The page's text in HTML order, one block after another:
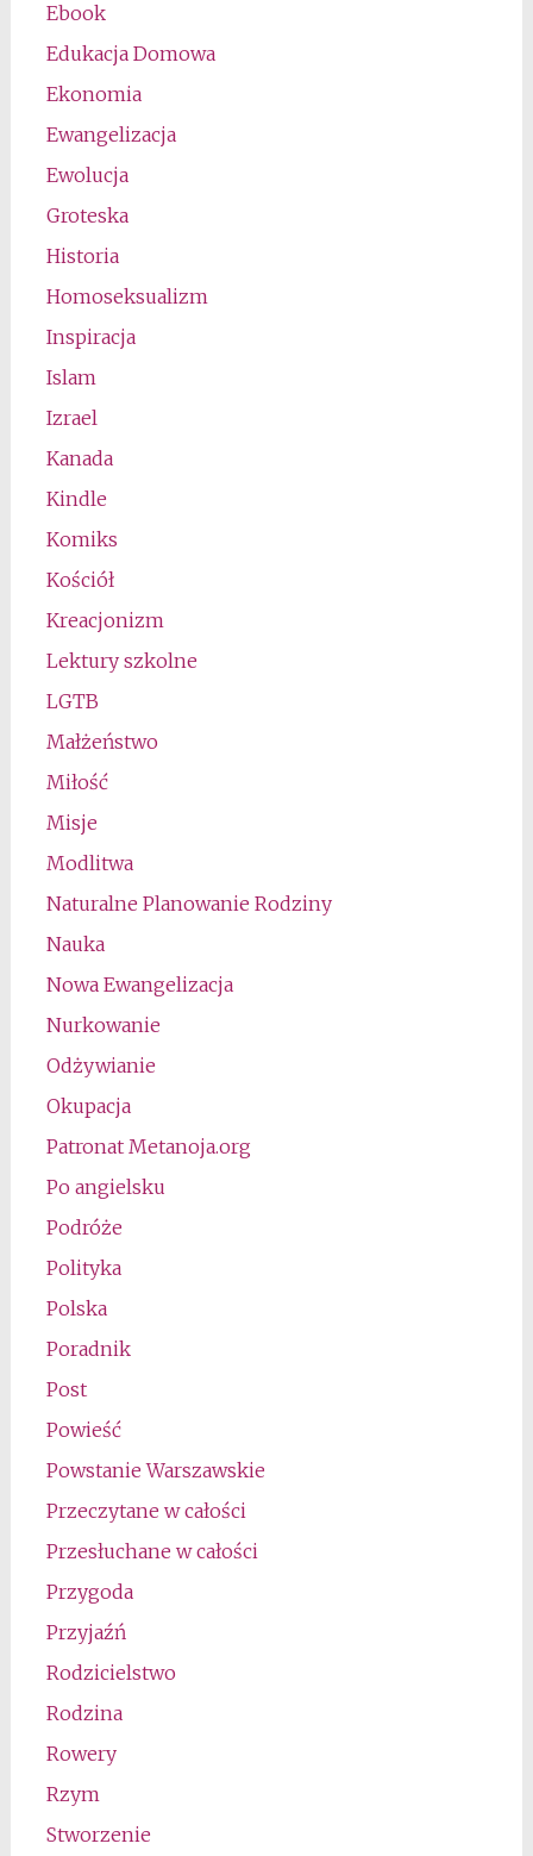
Ebook
Edukacja Domowa
Ekonomia
Ewangelizacja
Ewolucja
Groteska
Historia
Homoseksualizm
Inspiracja
Islam
Izrael
Kanada
Kindle
Komiks
Kościół
Kreacjonizm
Lektury szkolne
LGTB
Małżeństwo
Miłość
Misje
Modlitwa
Naturalne Planowanie Rodziny
Nauka
Nowa Ewangelizacja
Nurkowanie
Odżywianie
Okupacja
Patronat Metanoja.org
Po angielsku
Podróże
Polityka
Polska
Poradnik
Post
Powieść
Powstanie Warszawskie
Przeczytane w całości
Przesłuchane w całości
Przygoda
Przyjaźń
Rodzicielstwo
Rodzina
Rowery
Rzym
Stworzenie